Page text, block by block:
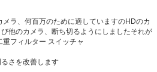
ラ、何百万のために適していますのHDのカ
他のカメラ、断ち切るようにしましたそれが
フィルター スイッチャ
さを改善します